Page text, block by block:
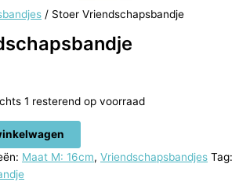
/ Stoer Vriendschapsbandje
1 resterend op voorraad
Maat M: 16cm, Vriendschapsbandjes Tag: